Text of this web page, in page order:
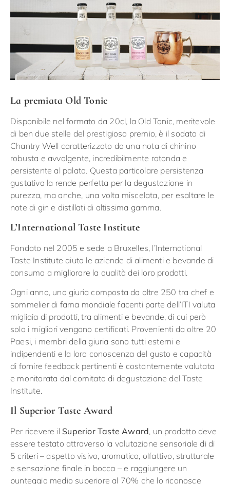
La premiata Old Tonic
Disponibile nel formato da 20cl, la Old Tonic, meritevole
di ben due stelle del prestigioso premio, è il sodato di
Chantry Well caratterizzato da una nota di chinino
robusta e avvolgente, incredibilmente rotonda e
persistente al palato. Questa particolare persistenza
gustativa la rende perfetta per la degustazione in
purezza, ma anche, una volta miscelata, per esaltare le
note di gin e distillati di altissima gamma.
L’International Taste Institute
Fondato nel 2005 e sede a Bruxelles, l’International
Taste Institute aiuta le aziende di alimenti e bevande di
consumo a migliorare la qualità dei loro prodotti.
Ogni anno, una giuria composta da oltre 250 tra chef e
sommelier di fama mondiale facenti parte dell’ITI valuta
migliaia di prodotti, tra alimenti e bevande, di cui però
solo i migliori vengono certificati. Provenienti da oltre 20
Paesi, i membri della giuria sono tutti esterni e
indipendenti e la loro conoscenza del gusto e capacità
di fornire feedback pertinenti è costantemente valutata
e monitorata dal comitato di degustazione del Taste
Institute.
Il Superior Taste Award
Per ricevere il Superior Taste Award , un prodotto deve
essere testato attraverso la valutazione sensoriale di di
5 criteri – aspetto visivo, aromatico, olfattivo, strutturale
e sensazione finale in bocca – e raggiungere un
punteggio medio superiore al 70% che lo riconosce